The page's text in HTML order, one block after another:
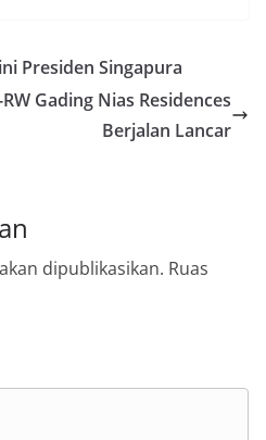
Presiden Singapura
Gading Nias Residences
Berjalan Lancar
dipublikasikan. Ruas